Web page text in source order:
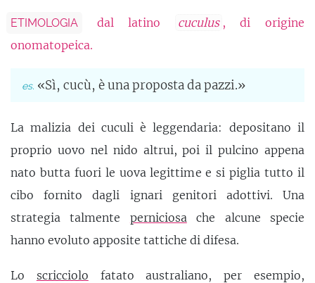
ETIMOLOGIA dal latino cuculus , di origine
onomatopeica.
«Sì, cucù, è una proposta da pazzi.»
La malizia dei cuculi è leggendaria: depositano il
proprio uovo nel nido altrui, poi il pulcino appena
nato butta fuori le uova legittime e si piglia tutto il
cibo fornito dagli ignari genitori adottivi. Una
strategia talmente perniciosache alcune specie
hanno evoluto apposite tattiche di difesa.
Lo scricciolo fatato australiano, per esempio,